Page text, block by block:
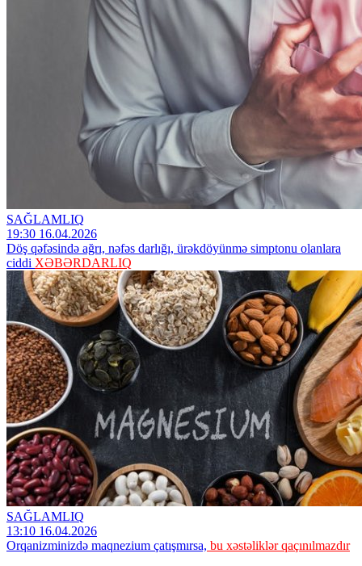
SAĞLAMLIQ
19:30 16.04.2026
Döş qəfəsində ağrı, nəfəs darlığı, ürəkdöyünmə simptonu olanlara
ciddi XƏBƏRDARLIQ
SAĞLAMLIQ
13:10 16.04.2026
Orqanizminizdə maqnezium çatışmırsa, bu xəstəliklər qaçınılmazdır